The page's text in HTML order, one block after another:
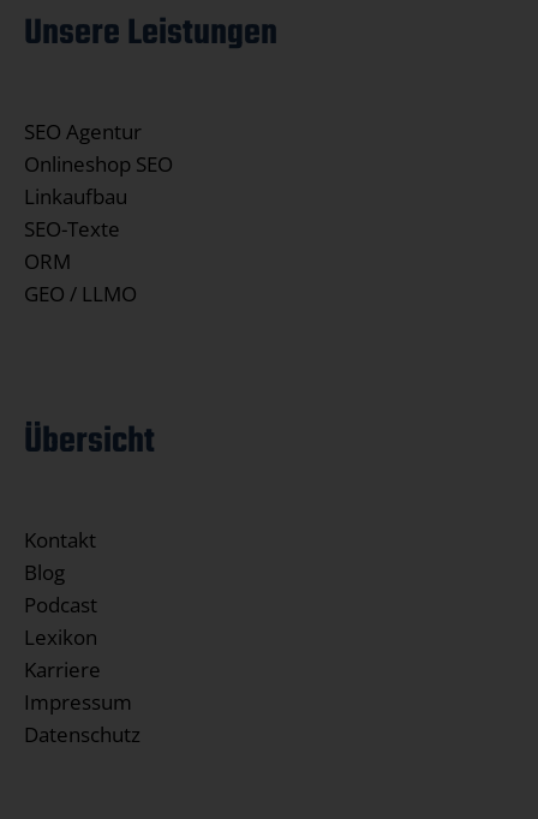
Unsere Leistungen
SEO Agentur
Onlineshop SEO
Linkaufbau
SEO-Texte
ORM
GEO / LLMO
Übersicht
Kontakt
Blog
Podcast
Lexikon
Karriere
Impressum
Datenschutz